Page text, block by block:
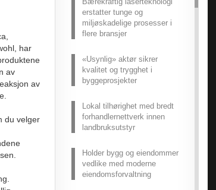
har
av
av
du velger
utfordring.
erstatter tunge og
miljøskadelige prosesser i
flere bransjer
«Usynlig» aktør sikrer
kvalitet og trygghet i
byggeprosjekter
Lokal tilhørighet med bredt
forhandlernettverk innen
landbruksutstyr
Holder bygg og eiendommer
vedlike med moderne
eiendomsforvaltning